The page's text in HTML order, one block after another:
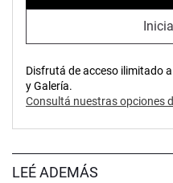
Disfrutá de acceso ilimitado
y Galería.
Consultá nuestras opciones
LEÉ ADEMÁS